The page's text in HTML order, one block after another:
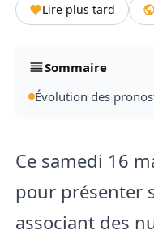
Lire plus tard
Sommaire
Évolution des
Ce samedi 16
pour présenter
associant des